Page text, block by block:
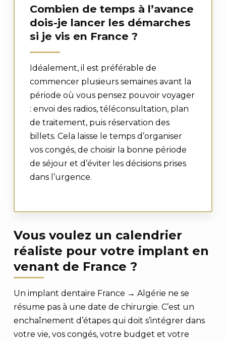
Combien de temps à l’avance
dois-je lancer les démarches
si je vis en France ?
Idéalement, il est préférable de
commencer plusieurs semaines avant la
période où vous pensez pouvoir voyager
: envoi des radios, téléconsultation, plan
de traitement, puis réservation des
billets. Cela laisse le temps d’organiser
vos congés, de choisir la bonne période
de séjour et d’éviter les décisions prises
dans l’urgence.
Vous voulez un calendrier
réaliste pour votre implant en
venant de France ?
Un implant dentaire France → Algérie ne se
résume pas à une date de chirurgie. C’est un
enchaînement d’étapes qui doit s’intégrer dans
votre vie, vos congés, votre budget et votre